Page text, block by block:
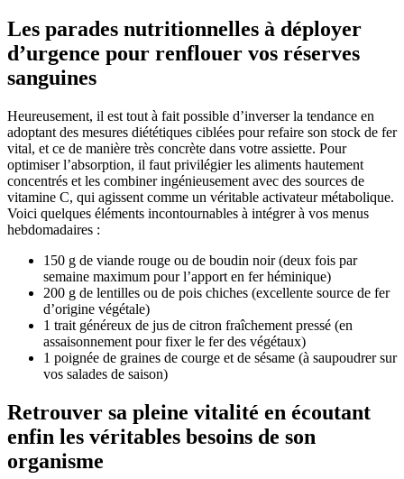
Les parades nutritionnelles à déployer
d’urgence pour renflouer vos réserves
sanguines
Heureusement, il est tout à fait possible d’inverser la tendance en
adoptant des mesures diététiques ciblées pour refaire son stock de fer
vital, et ce de manière très concrète dans votre assiette. Pour
optimiser l’absorption, il faut privilégier les aliments hautement
concentrés et les combiner ingénieusement avec des sources de
vitamine C, qui agissent comme un véritable activateur métabolique.
Voici quelques éléments incontournables à intégrer à vos menus
hebdomadaires :
150 g de viande rouge ou de boudin noir (deux fois par
semaine maximum pour l’apport en fer héminique)
200 g de lentilles ou de pois chiches (excellente source de fer
d’origine végétale)
1 trait généreux de jus de citron fraîchement pressé (en
assaisonnement pour fixer le fer des végétaux)
1 poignée de graines de courge et de sésame (à saupoudrer sur
vos salades de saison)
Retrouver sa pleine vitalité en écoutant
enfin les véritables besoins de son
organisme